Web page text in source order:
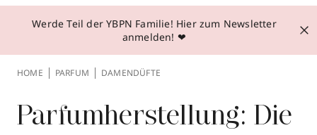
Make-up
Behandlungen
Über YBPN
Werde Teil der YBPN Familie! Hier zum Newsletter
anmelden! ❤
HOME PARFUM DAMENDÜFTE
Parfumherstellung: Die